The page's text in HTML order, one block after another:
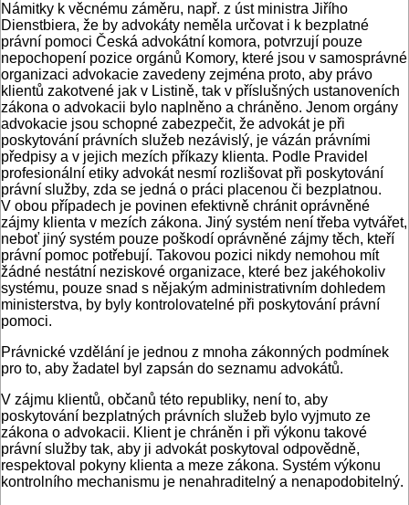
Námitky k věcnému záměru, např. z úst ministra Jiřího
Dienstbiera, že by advokáty neměla určovat i k bezplatné
právní pomoci Česká advokátní komora, potvrzují pouze
nepochopení pozice orgánů Komory, které jsou v samosprávné
organizaci advokacie zavedeny zejména proto, aby právo
klientů zakotvené jak v Listině, tak v příslušných ustanoveních
zákona o advokacii bylo naplněno a chráněno. Jenom orgány
advokacie jsou schopné zabezpečit, že advokát je při
poskytování právních služeb nezávislý, je vázán právními
předpisy a v jejich mezích příkazy klienta. Podle Pravidel
profesionální etiky advokát nesmí rozlišovat při poskytování
právní služby, zda se jedná o práci placenou či bezplatnou.
V obou případech je povinen efektivně chránit oprávněné
zájmy klienta v mezích zákona. Jiný systém není třeba vytvářet,
neboť jiný systém pouze poškodí oprávněné zájmy těch, kteří
právní pomoc potřebují. Takovou pozici nikdy nemohou mít
žádné nestátní neziskové organizace, které bez jakéhokoliv
systému, pouze snad s nějakým administrativním dohledem
ministerstva, by byly kontrolovatelné při poskytování právní
pomoci.
Právnické vzdělání je jednou z mnoha zákonných podmínek
pro to, aby žadatel byl zapsán do seznamu advokátů.
V zájmu klientů, občanů této republiky, není to, aby
poskytování bezplatných právních služeb bylo vyjmuto ze
zákona o advokacii. Klient je chráněn i při výkonu takové
právní služby tak, aby ji advokát poskytoval odpovědně,
respektoval pokyny klienta a meze zákona. Systém výkonu
kontrolního mechanismu je nenahraditelný a nenapodobitelný.